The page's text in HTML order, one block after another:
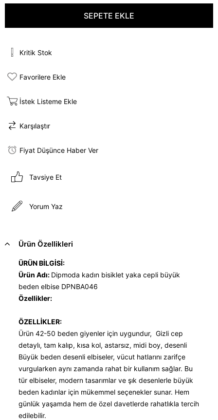
Kritik Stok
Favorilere Ekle
İstek Listeme Ekle
Karşılaştır
Fiyat Düşünce Haber Ver
Tavsiye Et
Yorum Yaz
Ürün Özellikleri
ÜRÜN BİLGİSİ:
Ürün Adı: Dipmoda kadın bisiklet yaka cepli büyük
beden elbise DPNBA046
Özellikler:
ÖZELLİKLER:
Ürün 42-50 beden giyenler için uygundur, Gizli cep
detaylı, tam kalıp, kısa kol, astarsız, midi boy, desenli
Büyük beden desenli elbiseler, vücut hatlarını zarifçe
vurgularken aynı zamanda rahat bir kullanım sağlar. Bu
tür elbiseler, modern tasarımlar ve şık desenlerle büyük
beden kadınlar için mükemmel seçenekler sunar. Hem
günlük yaşamda hem de özel davetlerde rahatlıkla tercih
edilebilir.